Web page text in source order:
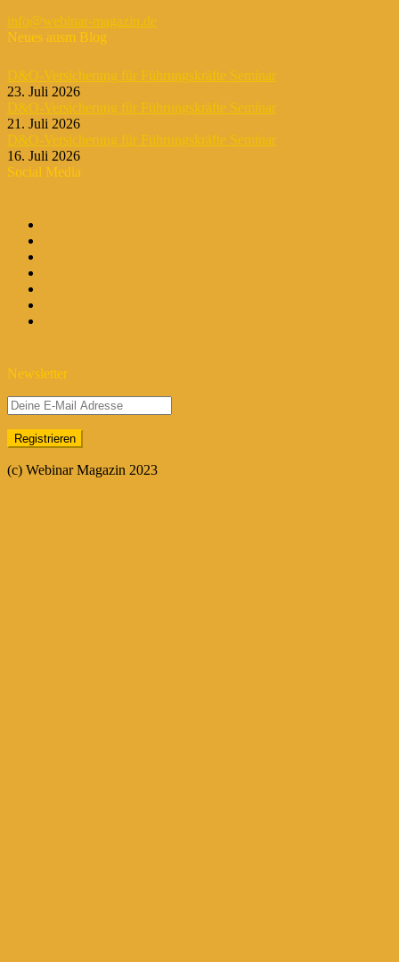
info@webinar-magazin.de
Neues ausm Blog
D&O-Versicherung für Führungskräfte Seminar
23. Juli 2026
D&O-Versicherung für Führungskräfte Seminar
21. Juli 2026
D&O-Versicherung für Führungskräfte Seminar
16. Juli 2026
Social Media
Newsletter
(c) Webinar Magazin 2023